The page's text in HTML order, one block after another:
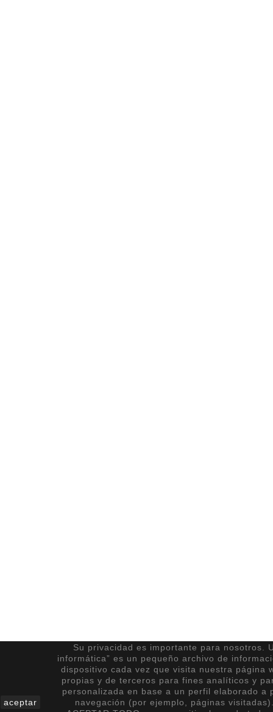
aceptar
Su privacidad es importante para nosotros.
informática” es un pequeño archivo de
dispositivo cada vez que visita nuestra página
propias y de terceros para fines analíticos y
personalizada en base a un perfil elaborado a
navegación (por ejemplo, páginas